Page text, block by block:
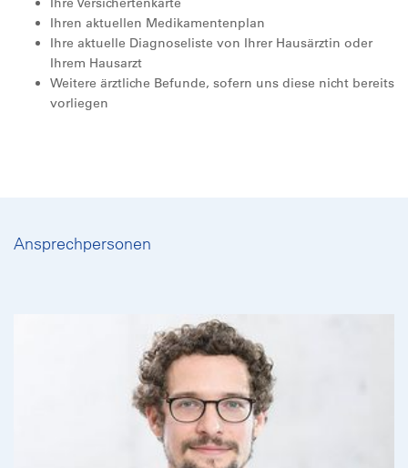
Ihren aktuellen Medikamentenplan
Ihre aktuelle Diagnoseliste von Ihrer Hausärztin oder
Ihrem Hausarzt
Weitere ärztliche Befunde, sofern uns diese nicht bereits
vorliegen
Ansprechpersonen